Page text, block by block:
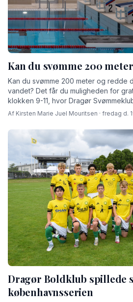
Kan du svømme 200
Kan du svømme 200 meter og redde
vandet? Det får du muligheden for
klokken 9-11, hvor Dragør
Hollænderhallen til at guide dig.
Af Kirsten Marie Juel Mouritsen · fredag d.
Dragør Boldklub spillede
københavnsserien